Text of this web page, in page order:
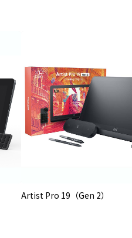
Artist Pro 19（Gen 2）